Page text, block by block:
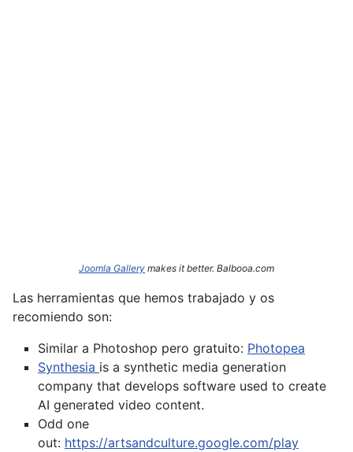
Joomla Gallery makes it better. Balbooa.com
Las herramientas que hemos trabajado y os
recomiendo son:
Similar a Photoshop pero gratuito: Photopea
Synthesia is a synthetic media generation
company that develops software used to create
AI generated video content.
Odd one
out: https://artsandculture.google.com/play